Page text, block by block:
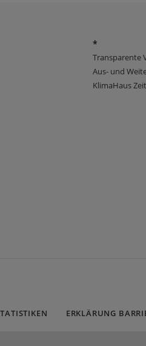
*
Transparente
Aus- und
KlimaHaus
ERKLÄRUNG